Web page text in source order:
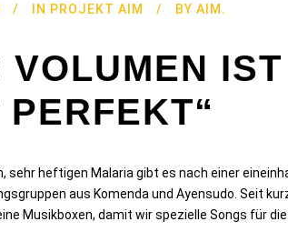
IN PROJEKT AIM BY AIM.
VOLUMEN
PERFEKT“
sehr heftigen Malaria gibt es nach einer
aus Komenda und Ayensudo. Seit
Musikboxen, damit wir spezielle Songs für die